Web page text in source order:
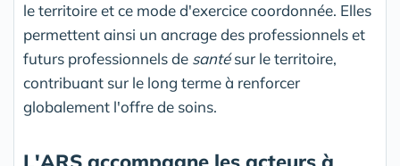
le territoire et ce mode d'exercice coordonnée. Elles
permettent ainsi un ancrage des professionnels et
futurs professionnels de santésur le territoire,
contribuant sur le long terme à renforcer
globalement l'offre de soins.